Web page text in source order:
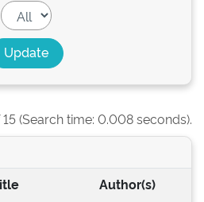
(Search time: 0.008 seconds).
Author(s)